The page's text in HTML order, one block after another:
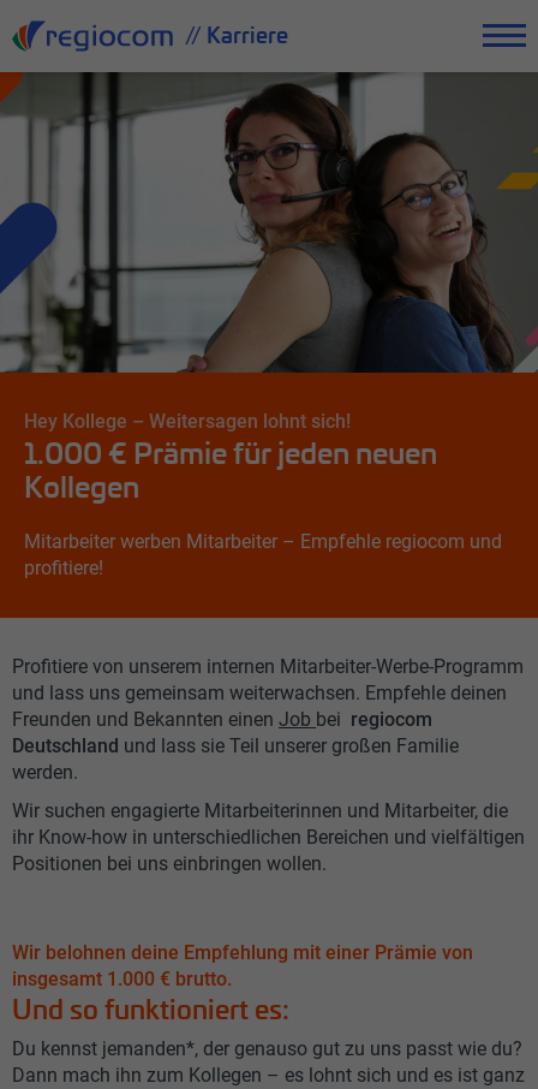
// Karriere
unser Mitarbeiter-werben-Mitarbeiter-Programm.
Hey Kollege – Weitersagen lohnt sich!
1.000 € Prämie für jeden neuen
Kollegen
Mitarbeiter werben Mitarbeiter – Empfehle regiocom und
profitiere!
Profitiere von unserem internen Mitarbeiter-Werbe-Programm
und lass uns gemeinsam weiterwachsen. Empfehle deinen
Freunden und Bekannten einen Job bei regiocom
Deutschland und lass sie Teil unserer großen Familie
werden.
Wir suchen engagierte Mitarbeiterinnen und Mitarbeiter, die
ihr Know-how in unterschiedlichen Bereichen und vielfältigen
Positionen bei uns einbringen wollen.
Wir belohnen deine Empfehlung mit einer Prämie von
insgesamt 1.000 € brutto.
Und so funktioniert es:
Du kennst jemanden*, der genauso gut zu uns passt wie du?
Dann mach ihn zum Kollegen – es lohnt sich und es ist ganz